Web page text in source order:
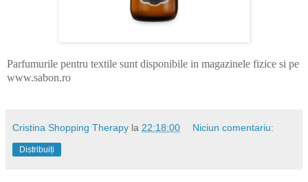
Parfumurile pentru textile sunt disponibile in magazinele fizice si pe
www.sabon.ro
Cristina Shopping Therapy la 22:18:00 Niciun comentariu:
Distribuiți